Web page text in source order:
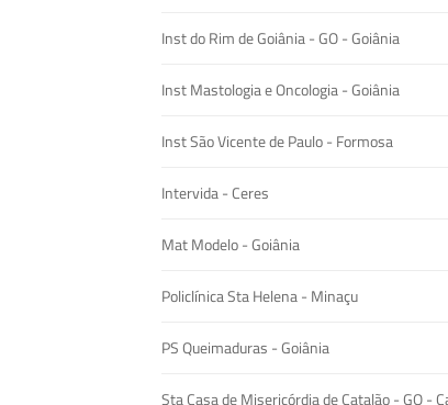
Inst do Rim de Goiânia - GO - Goiânia
Inst Mastologia e Oncologia - Goiânia
Inst São Vicente de Paulo - Formosa
Intervida - Ceres
Mat Modelo - Goiânia
Policlínica Sta Helena - Minaçu
PS Queimaduras - Goiânia
Sta Casa de Misericórdia de Catalão - GO -